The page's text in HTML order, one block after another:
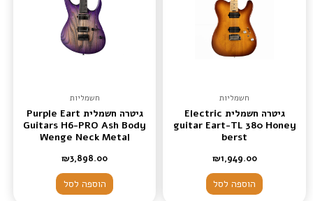
חשמליות
גיטרה חשמלית Electric
guitar Eart-TL 380 Honey
berst
₪1,949.00
הוספה לסל
חשמליות
גיטרה חשמלית Purple Eart
Guitars H6-PRO Ash Body
Wenge Neck Metal
₪3,898.00
הוספה לסל